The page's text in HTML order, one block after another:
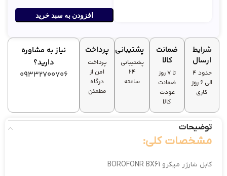
افزودن به سبد خرید
شرایط
ارسال
حدود 4
الی 6 روز
کاری
ضمانت
کالا
تا ۷ روز
ضمانت
عودت
کالا
پشتیبانی
پشتیبانی
۲۴
ساعته
پرداخت
پرداخت
امن از
درگاه
مطمئن
نیاز به مشاوره
دارید؟
09332700706
توضیحات
مشخصات کلی:
کابل شارژر میکرو BOROFONR BX61